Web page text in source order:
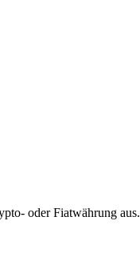
oder Fiatwährung aus.